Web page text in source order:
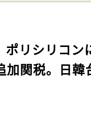
ポリシリコン
加関税。日韓